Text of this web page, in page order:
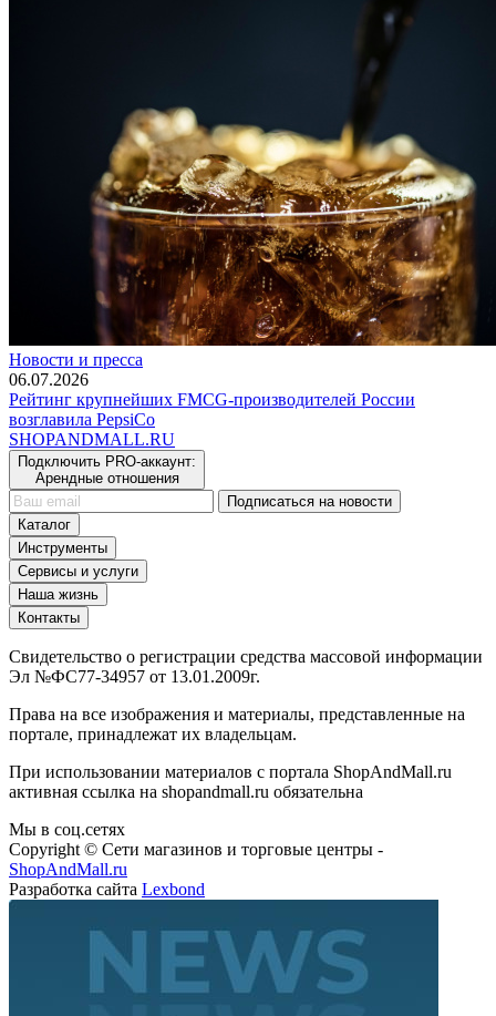
Новости и пресса
06.07.2026
Рейтинг крупнейших FMCG-производителей России
возглавила PepsiCo
SHOPANDMALL.RU
Подключить PRO-аккаунт:
Арендные отношения
Подписаться на новости
Каталог
Инструменты
Сервисы и услуги
Наша жизнь
Контакты
Свидетельство о регистрации средства массовой информации
Эл №ФС77-34957 от 13.01.2009г.
Права на все изображения и материалы, представленные на
портале, принадлежат их владельцам.
При использовании материалов с портала ShopAndMall.ru
активная ссылка на shopandmall.ru обязательна
Мы в соц.сетях
Copyright © Сети магазинов и торговые центры -
ShopAndMall.ru
Разработка сайта Lexbond